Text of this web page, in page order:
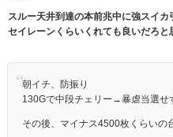
スルー天井到達の本前兆中に強スイ
セイレーンくらいくれても良いだろと
朝イチ、防振り
130Gで中段チェリー→暴虐当選
その後、マイナス4500枚くらいの